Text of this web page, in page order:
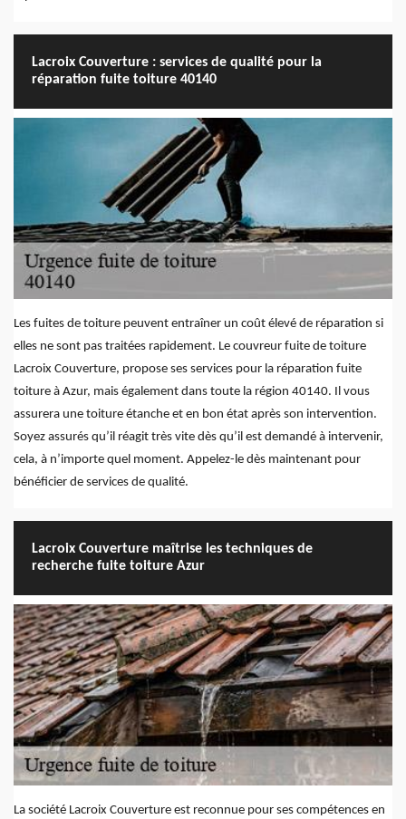
Lacroix Couverture : services de qualité pour la
réparation fuite toiture 40140
Les fuites de toiture peuvent entraîner un coût élevé de réparation si
elles ne sont pas traitées rapidement. Le couvreur fuite de toiture
Lacroix Couverture, propose ses services pour la réparation fuite
toiture à Azur, mais également dans toute la région 40140. Il vous
assurera une toiture étanche et en bon état après son intervention.
Soyez assurés qu’il réagit très vite dès qu’il est demandé à intervenir,
cela, à n’importe quel moment. Appelez-le dès maintenant pour
bénéficier de services de qualité.
Lacroix Couverture maîtrise les techniques de
recherche fuite toiture Azur
La société Lacroix Couverture est reconnue pour ses compétences en